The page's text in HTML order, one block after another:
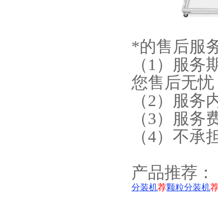
*的售后服
（1）服
您售后无忧
（2）服
（3）服务
（4）不
产品推荐：
分装机荐颗粒分装机